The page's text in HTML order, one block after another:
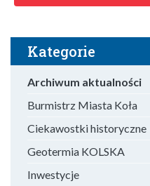
Kategorie
Archiwum aktualności
Burmistrz Miasta Koła
Ciekawostki historyczne
Geotermia KOLSKA
Inwestycje